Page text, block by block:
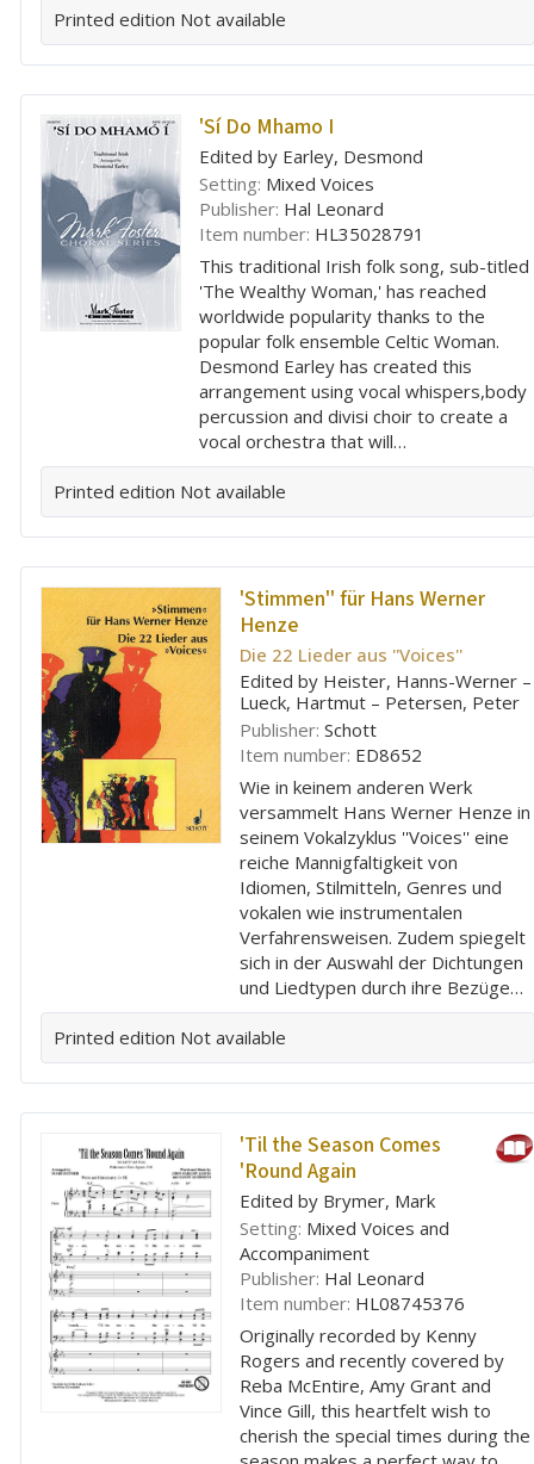
Printed edition Not available
'Sí Do Mhamo I
Edited by Earley, Desmond
Setting: Mixed Voices
Publisher: Hal Leonard
Item number: HL35028791
This traditional Irish folk song, sub-titled
'The Wealthy Woman,' has reached
worldwide popularity thanks to the
popular folk ensemble Celtic Woman.
Desmond Earley has created this
arrangement using vocal whispers,body
percussion and divisi choir to create a
vocal orchestra that will…
Printed edition Not available
'Stimmen'' für Hans Werner
Henze
Die 22 Lieder aus ''Voices''
Edited by Heister, Hanns-Werner –
Lueck, Hartmut – Petersen, Peter
Publisher: Schott
Item number: ED8652
Wie in keinem anderen Werk
versammelt Hans Werner Henze in
seinem Vokalzyklus ''Voices'' eine
reiche Mannigfaltigkeit von
Idiomen, Stilmitteln, Genres und
vokalen wie instrumentalen
Verfahrensweisen. Zudem spiegelt
sich in der Auswahl der Dichtungen
und Liedtypen durch ihre Bezüge…
Printed edition Not available
'Til the Season Comes
'Round Again
Edited by Brymer, Mark
Setting: Mixed Voices and
Accompaniment
Publisher: Hal Leonard
Item number: HL08745376
Originally recorded by Kenny
Rogers and recently covered by
Reba McEntire, Amy Grant and
Vince Gill, this heartfelt wish to
cherish the special times during the